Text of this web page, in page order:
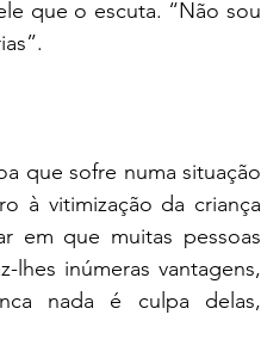
que o escuta. “Não sou
que sofre numa situação
à vitimização da criança
em que muitas pessoas
lhes inúmeras vantagens,
nada é culpa delas,